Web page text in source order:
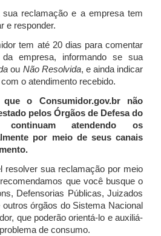
reclamação e a empresa tem
e responder.
tem até 20 dias para comentar
empresa, informando se sua
ou Não Resolvida, e ainda indicar
o atendimento recebido.
o Consumidor.gov.br não
pelos Órgãos de Defesa do
continuam atendendo os
por meio de seus canais
resolver sua reclamação por meio
que você busque o
Defensorias Públicas, Juizados
órgãos do Sistema Nacional
que poderão orientá-lo e auxiliá-
de consumo.